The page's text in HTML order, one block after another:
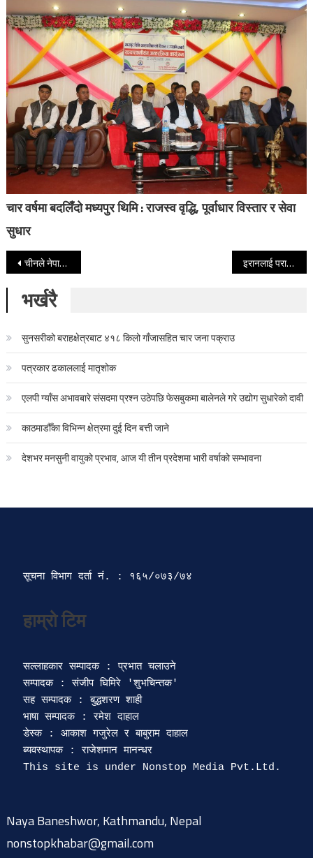
चार वर्षमा बदलिँदो मध्यपुर थिमि : राजस्व वृद्धि, पूर्वाधार विस्तार र सेवा
सुधार
Post navigation
चीनले नेपाली हस्तकला र संस्कृतिको बिकाशमा सघाउने इरानलाई पराजित गर्दै नेपाल पुग्यो हिरो वुमन्स गोल्डकपको फाइनलमा
भर्खरै
सुनसरीको बराहक्षेत्रबाट ४१८ किलो गाँजासहित चार जना पक्राउ
पत्रकार ढकाललाई मातृशोक
एलपी ग्याँस अभावबारे संसदमा प्रश्न उठेपछि फेसबुकमा बालेनले गरे उद्योग सुधारेको दावी
काठमाडौँका विभिन्न क्षेत्रमा दुई दिन बत्ती जाने
देशभर मनसुनी वायुको प्रभाव, आज यी तीन प्रदेशमा भारी वर्षाको सम्भावना
सूचना विभाग दर्ता‍ नं. : १६५/०७३/७४
हाम्रो टिम
सल्लाहकार सम्पादक : प्रभात चलाउने
सम्पादक : संजीप घिमिरे 'शुभचिन्तक'
सह सम्पादक : बुद्धशरण शाही
भाषा सम्पादक : रमेश दाहाल
डेस्क : आकाश गजुरेल र बाबुराम दाहाल
ब्यवस्थापक : राजेशमान मानन्धर
Naya Baneshwor, Kathmandu, Nepal
nonstopkhabar@gmail.com